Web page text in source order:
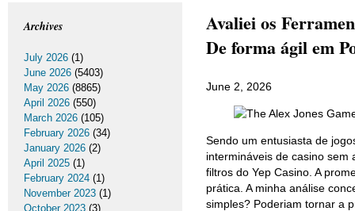
Avaliei os
De forma ágil em
June 2, 2026
Sendo um entusiasta de
intermináveis de casino
filtros do Yep Casino. A
prática. A minha análise
simples? Poderiam tornar a
Archives
July 2026 (1)
June 2026 (5403)
May 2026 (8865)
April 2026 (550)
March 2026 (105)
February 2026 (34)
January 2026 (2)
April 2025 (1)
February 2024 (1)
November 2023 (1)
October 2023 (3)